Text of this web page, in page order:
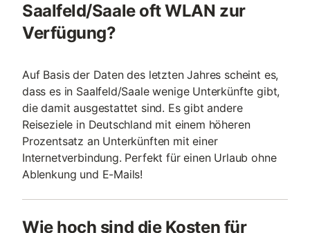
Saalfeld/Saale oft WLAN zur
Verfügung?
Auf Basis der Daten des letzten Jahres scheint es,
dass es in Saalfeld/Saale wenige Unterkünfte gibt,
die damit ausgestattet sind. Es gibt andere
Reiseziele in Deutschland mit einem höheren
Prozentsatz an Unterkünften mit einer
Internetverbindung. Perfekt für einen Urlaub ohne
Ablenkung und E-Mails!
Wie hoch sind die Kosten für